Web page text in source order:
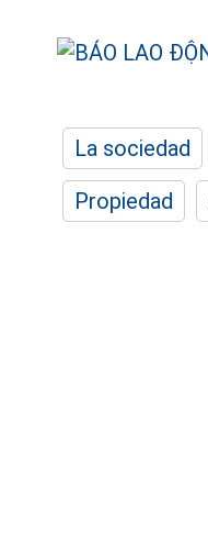
La sociedad
Propiedad